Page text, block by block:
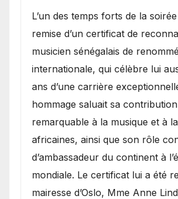
​L’un des temps forts de la
remise d’un certificat de
musicien sénégalais de
internationale, qui célèbre lui
ans d’une carrière
hommage saluait sa contribution
remarquable à la musique et à
africaines, ainsi que son rôle
d’ambassadeur du continent à
mondiale. Le certificat lui a été
mairesse d’Oslo, Mme Anne